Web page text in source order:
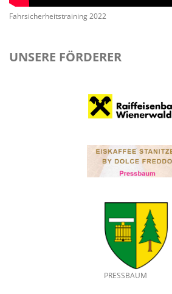
Fahrsicherheitstraining 2022
UNSERE FÖRDERER
PRESSBAUM